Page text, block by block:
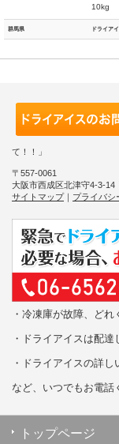
10kg
群馬県 ドライア
て！！」
〒557-0061
大阪市西成区北津守4-3-14
サイトマップ｜ プライバシ
・冷凍庫が故障、ど
・ドライアイスは配達
・ドライアイスの詳し
など、いつでもお電話
トップページ